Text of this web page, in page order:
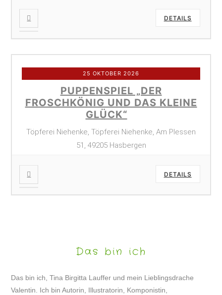
DETAILS
25 OKTOBER 2026
PUPPENSPIEL „DER
FROSCHKÖNIG UND DAS KLEINE
GLÜCK“
Töpferei Niehenke, Töpferei Niehenke, Am Plessen
51, 49205 Hasbergen
DETAILS
Das bin ich
Das bin ich, Tina Birgitta Lauffer und mein Lieblingsdrache
Valentin. Ich bin Autorin, Illustratorin, Komponistin,